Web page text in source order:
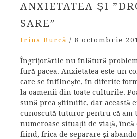
ANXIETATEA ȘI
SARE”
Irina Burcă / 8 octombrie
Îngrijorările nu înlătură
fură pacea. Anxietatea este un
care se întîlnește, în diferite
la oamenii din toate culturile.
sună prea științific, dar această
cunoscută tuturor pentru că am
numeroase situații de viață, încă
fiind, frica de separare și